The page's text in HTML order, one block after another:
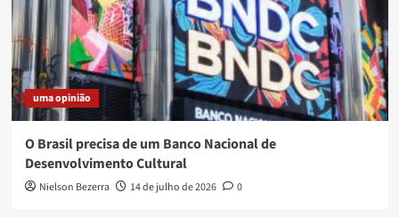
uma opinião
O Brasil precisa de um Banco Nacional de
Desenvolvimento Cultural
Nielson Bezerra 14 de julho de 2026 0